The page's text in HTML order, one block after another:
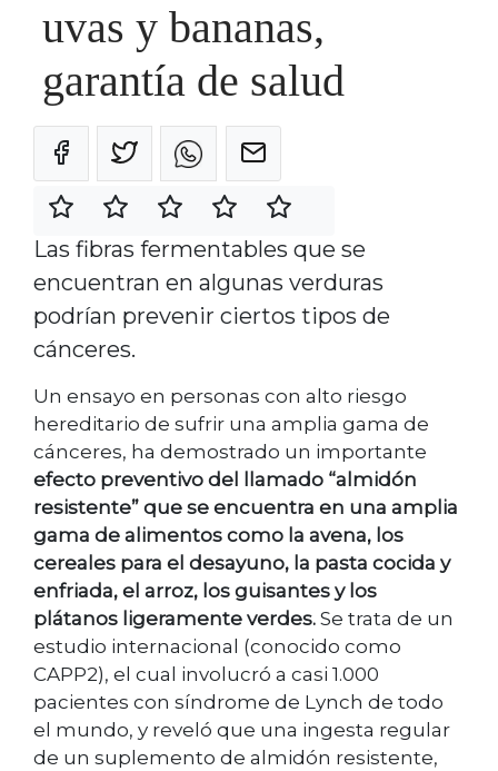
uvas y bananas,
garantía de salud
Las fibras fermentables que se
encuentran en algunas verduras
podrían prevenir ciertos tipos de
cánceres.
Un ensayo en personas con alto riesgo
hereditario de sufrir una amplia gama de
cánceres, ha demostrado un importante
efecto preventivo del llamado “almidón
resistente” que se encuentra en una amplia
gama de alimentos como la avena, los
cereales para el desayuno, la pasta cocida y
enfriada, el arroz, los guisantes y los
plátanos ligeramente verdes. Se trata de un
estudio internacional (conocido como
CAPP2), el cual involucró a casi 1.000
pacientes con síndrome de Lynch de todo
el mundo, y reveló que una ingesta regular
de un suplemento de almidón resistente,